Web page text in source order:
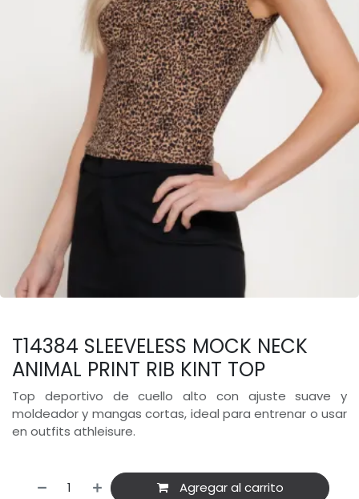
T14384 SLEEVELESS MOCK NECK
ANIMAL PRINT RIB KINT TOP
Top deportivo de cuello alto con ajuste suave y
moldeador y mangas cortas, ideal para entrenar o usar
en outfits athleisure.
Agregar al carrito